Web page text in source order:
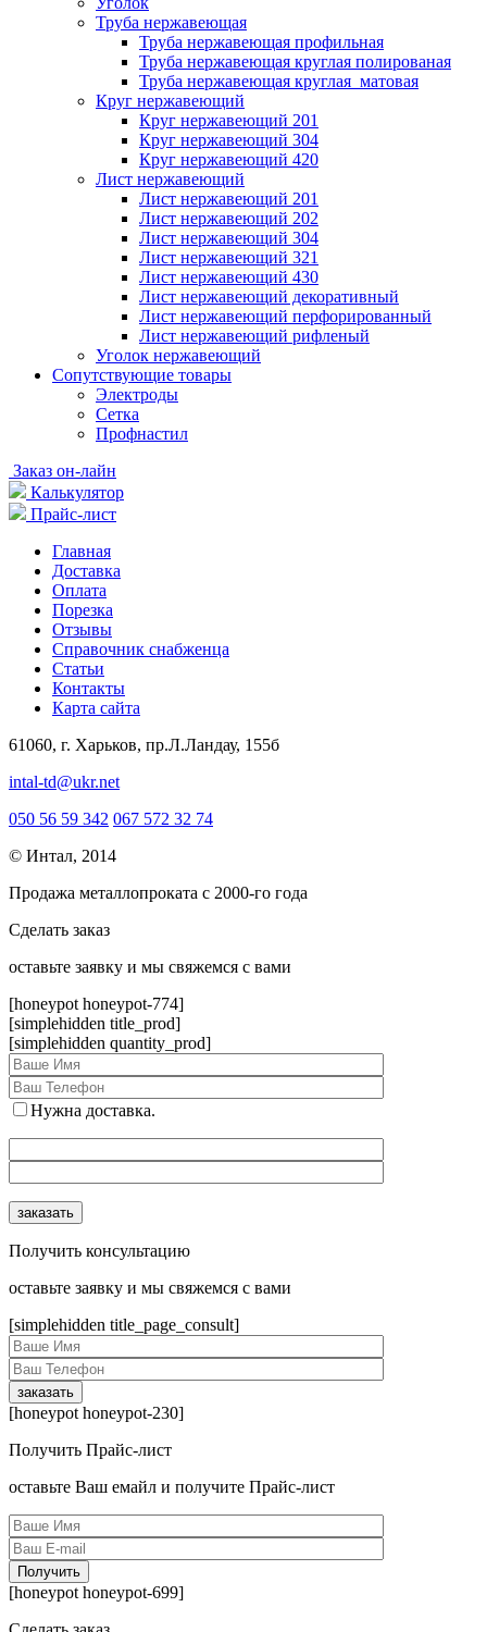
Труба нержавеющая
Труба нержавеющая профильная
Труба нержавеющая круглая полированая
Труба нержавеющая круглая матовая
Круг нержавеющий
Круг нержавеющий 201
Круг нержавеющий 304
Круг нержавеющий 420
Лист нержавеющий
Лист нержавеющий 201
Лист нержавеющий 202
Лист нержавеющий 304
Лист нержавеющий 321
Лист нержавеющий 430
Лист нержавеющий декоративный
Лист нержавеющий перфорированный
Лист нержавеющий рифленый
Уголок нержавеющий
Cопутствующие товары
Электроды
Сетка
Профнастил
Заказ он-лайн
Калькулятор
Прайс-лист
Главная
Доставка
Оплата
Порезка
Отзывы
Справочник снабженца
Статьи
Контакты
Карта сайта
61060, г. Харьков, пр.Л.Ландау, 155б
intal-td@ukr.net
050 56 59 342 067 572 32 74
© Интал, 2014
Продажа металлопроката с 2000-го года
Сделать заказ
оcтавьте заявку и мы свяжемся с вами
[honeypot honeypot-774]
[simplehidden title_prod]
[simplehidden quantity_prod]
Нужна доставка.
Получить консультацию
оcтавьте заявку и мы свяжемся с вами
[simplehidden title_page_consult]
[honeypot honeypot-230]
Получить Прайс-лист
оcтавьте Ваш емайл и получите Прайс-лист
[honeypot honeypot-699]